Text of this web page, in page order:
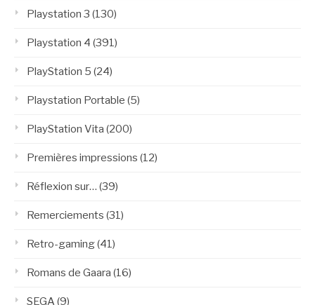
Playstation 3 (130)
Playstation 4 (391)
PlayStation 5 (24)
Playstation Portable (5)
PlayStation Vita (200)
Premières impressions (12)
Réflexion sur… (39)
Remerciements (31)
Retro-gaming(41)
Romans de Gaara (16)
SEGA(9)